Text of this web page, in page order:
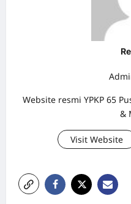
Website resmi YPKP 65
&
Visit Website